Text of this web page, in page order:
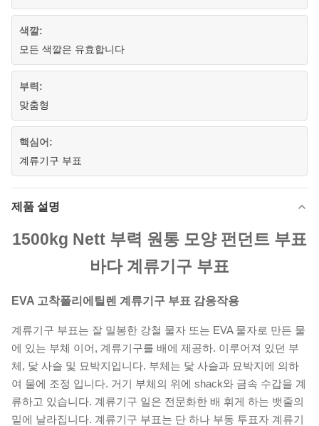
색깔:
모든 색깔은 유효합니다
부력:
맞춤형
핵심어:
계류기구 부표
제품 설명
1500kg Nett 부력 원통 모양 펀던트 부표
바다 계류기구 부표
EVA 고착폴리에틸렌 계류기구 부표 감응작용
계류기구 부표는 잘 밀봉한 강철 물자 또는 EVA 물자로 만든 물
에 있는 부체 이어, 계류기구를 배에 제공하. 이루어져 있던 부
체, 닻 사슬 및 묘박지입니다. 부체는 닻 사슬과 묘박지에 의하
여 물에 조정 입니다. 거기 부체의 위에 shack와 금속 수갑을 계
류하고 있습니다. 계류기구 일은 전문화한 배 휘게 하는 뱃줄의
밑에 날라집니다. 계류기구 부표는 단 하나 부동 투표자 계류기